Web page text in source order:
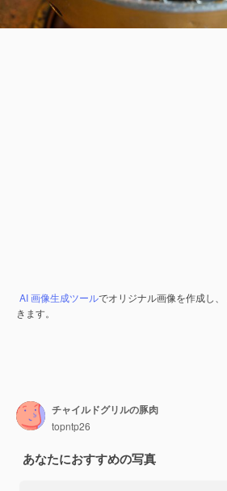
AI 画像生成ツールでオリジナル画像を作成し、
きます。
チャイルドグリルの豚肉
topntp26
あなたにおすすめの写真